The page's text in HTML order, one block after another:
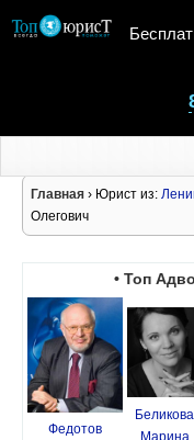
Главная › Юрист из:
Олегович
• Топ
Федотов
Беликова
Марина